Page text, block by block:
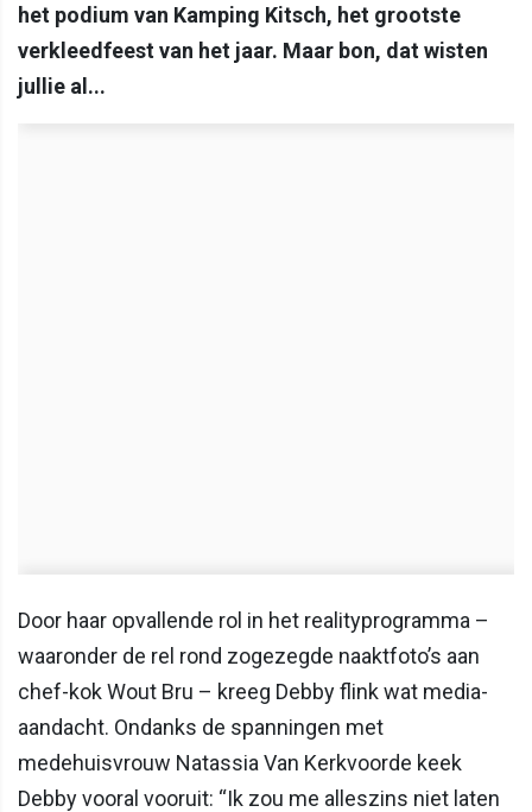
het podium van Kamping Kitsch, het grootste
verkleedfeest van het jaar. Maar bon, dat wisten
jullie al...
Door haar opvallende rol in het realityprogramma –
waaronder de rel rond zogezegde naaktfoto’s aan
chef-kok Wout Bru – kreeg Debby flink wat media-
aandacht. Ondanks de spanningen met
medehuisvrouw Natassia Van Kerkvoorde keek
Debby vooral vooruit: “Ik zou me alleszins niet laten